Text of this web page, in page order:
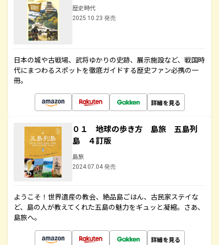
歴史時代
2025.10.23 発売
日本の城や古戦場、武将ゆかりの史跡、展示施設など、戦国時
代にまつわるスポットを徹底ガイドする歴史ファン必携の一
冊。
詳細を見る
０１ 地球の歩き方 島旅 五島列
島 ４訂版
島旅
2024.07.04 発売
ようこそ！世界遺産の教会、絶品島ごはん、古民家ステイな
ど、島の人が教えてくれた五島の魅力をギュッと凝縮。さあ、
島旅へ。
詳細を見る